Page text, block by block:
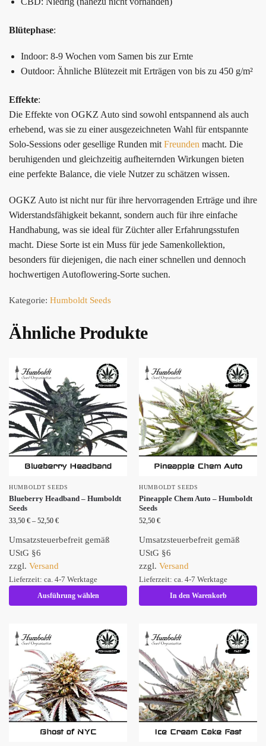
Blütephase:
Indoor: 8-9 Wochen vom Samen bis zur Ernte
Outdoor: Ähnliche Blütezeit mit Erträgen von bis zu 450 g/m²
Effekte:
Die Effekte von OGKZ Auto sind sowohl entspannend als auch
erhebend, was sie zu einer ausgezeichneten Wahl für entspannte
Solo-Sessions oder gesellige Runden mit Freunden macht. Die
beruhigenden und gleichzeitig aufheiternden Wirkungen bieten
eine perfekte Balance, die viele Nutzer zu schätzen wissen.
OGKZ Auto ist nicht nur für ihre hervorragenden Erträge und ihre
Widerstandsfähigkeit bekannt, sondern auch für ihre einfache
Handhabung, was sie ideal für Züchter aller Erfahrungsstufen
macht. Diese Sorte ist ein Muss für jede Samenkollektion,
besonders für diejenigen, die nach einer schnellen und dennoch
hochwertigen Autoflowering-Sorte suchen.
Kategorie: Humboldt Seeds
Ähnliche Produkte
HUMBOLDT SEEDS
Blueberry Headband – Humboldt
Seeds
33,50 € – 52,50 €
Umsatzsteuerbefreit gemäß
UStG §6
zzgl. Versand
Lieferzeit: ca. 4-7 Werktage
Ausführung wählen
HUMBOLDT SEEDS
Pineapple Chem Auto – Humboldt
Seeds
52,50 €
Umsatzsteuerbefreit gemäß
UStG §6
zzgl. Versand
Lieferzeit: ca. 4-7 Werktage
In den Warenkorb